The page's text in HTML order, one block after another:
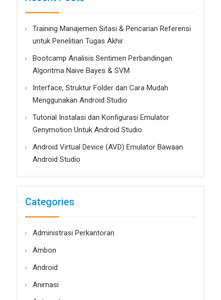
Training Manajemen Sitasi & Pencarian Referensi
untuk Penelitian Tugas Akhir
Bootcamp Analisis Sentimen Perbandingan
Algoritma Naive Bayes & SVM
Interface, Struktur Folder dan Cara Mudah
Menggunakan Android Studio
Tutorial Instalasi dan Konfigurasi Emulator
Genymotion Untuk Android Studio
Android Virtual Device (AVD) Emulator Bawaan
Android Studio
Categories
Administrasi Perkantoran
Ambon
Android
Animasi